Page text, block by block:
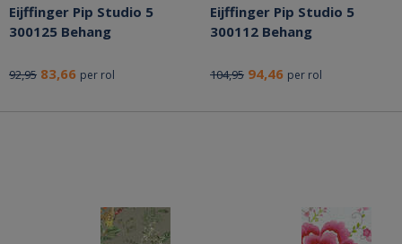
Eijffinger Pip Studio 5
300125 Behang
92,95 83,66 per rol
Eijffinger Pip Studio 5
300112 Behang
104,95 94,46 per rol